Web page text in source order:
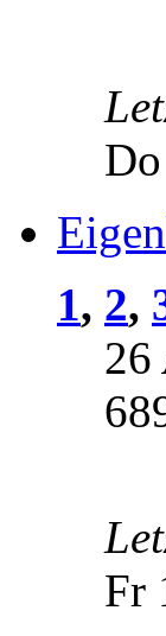
1, 2,
26
Fr